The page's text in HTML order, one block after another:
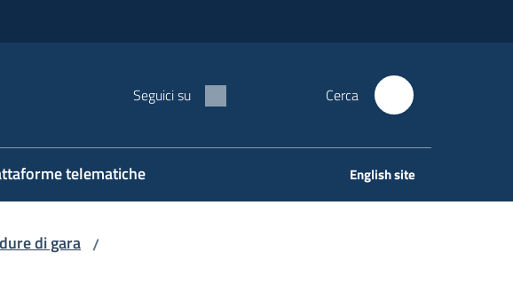
Seguici su Cerca
telematiche English site
di gara /